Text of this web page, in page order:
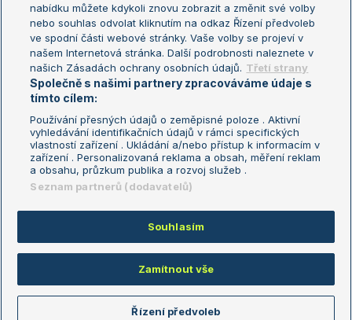
Aktualní trendy
Fotbalové přestupy
Livesport Daily
LS Prague Open
Podmínky užití
Nastavení soukromí
GDPR a žurnalistika
Reklama
Kontakt
Informace o zpracování osobních
údajů
Copyright © 2008-2026 TenisPortal.cz. Využíváme zpravodajství ČTK.
nabídku můžete kdykoli znovu zobrazit a změnit své volby
nebo souhlas odvolat kliknutím na odkaz Řízení předvoleb
ve spodní části webové stránky. Vaše volby se projeví v
našem Internetová stránka. Další podrobnosti naleznete v
našich Zásadách ochrany osobních údajů. Třetí strany
Společně s našimi partnery zpracováváme údaje s
tímto cílem:
Používání přesných údajů o zeměpisné poloze . Aktivní
vyhledávání identifikačních údajů v rámci specifických
vlastností zařízení . Ukládání a/nebo přístup k informacím v
zařízení . Personalizovaná reklama a obsah, měření reklam
a obsahu, průzkum publika a rozvoj služeb .
Seznam partnerů (dodavatelů)
Souhlasím
Zamítnout vše
Řízení předvoleb